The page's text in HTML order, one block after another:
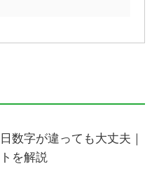
数字が違っても大丈夫｜
を解説